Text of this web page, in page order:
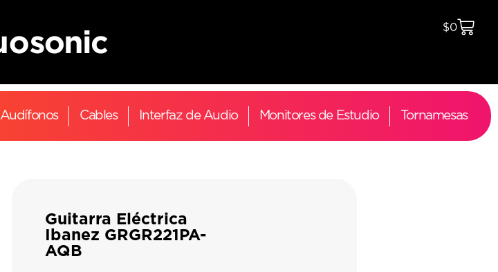
$0
Audífonos Cables Interfaz de Audio Monitores de Estudio Tornamesas
Guitarra Eléctrica
Ibanez GRGR221PA-
AQB